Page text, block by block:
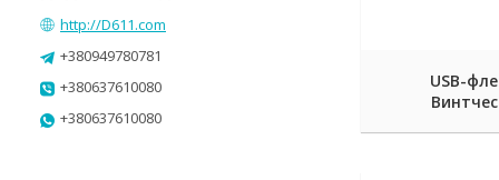
USB-
http://D611.com
+380949780781
+380637610080
+380637610080